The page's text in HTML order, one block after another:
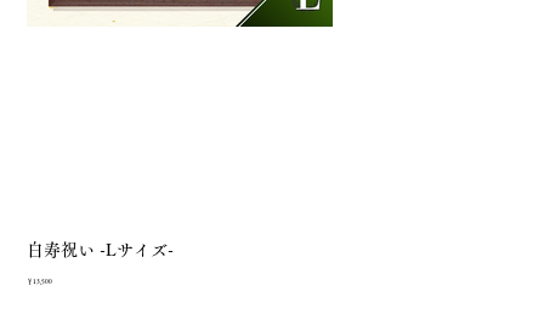
白寿祝い -Lサイズ-
価
￥13,500